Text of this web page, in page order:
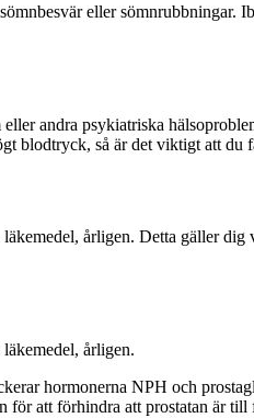
eller
andra psykiatriska
blodtryck, så är det viktigt att
årligen. Detta gäller
årligen.
hormonerna NPH och
att förhindra att prostatan är